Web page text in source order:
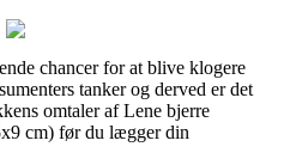
chancer for at blive klogere
tanker og derved er det
omtaler af Lene bjerre
cm) før du lægger din